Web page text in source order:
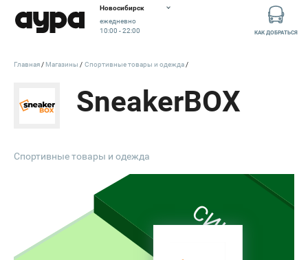
Новосибирск
ежедневно
10:00 - 22:00
КАК ДОБРАТЬСЯ
SneakerBOX
Спортивные товары и одежда
СИН
Главная Магазины Спортивные товары и одежда